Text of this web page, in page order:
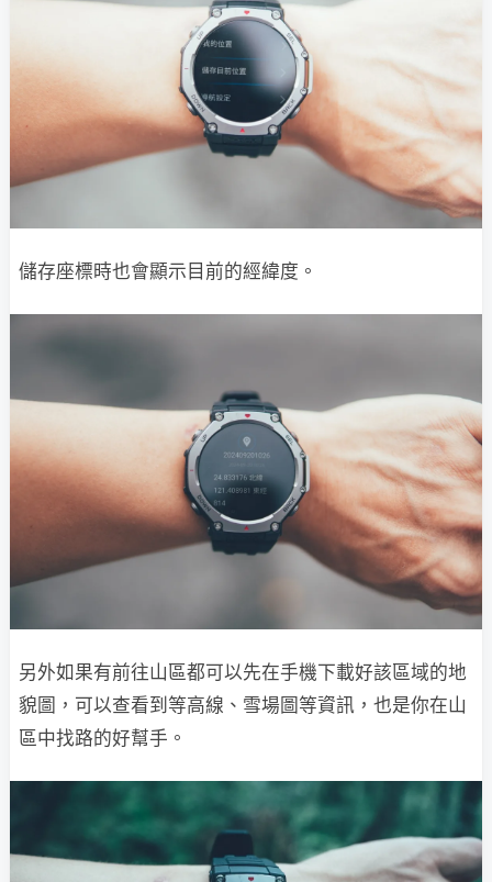
儲存座標時也會顯示目前的經緯度。
另外如果有前往山區都可以先在手機下載好該區域的地
貌圖，可以查看到等高線、雪場圖等資訊，也是你在山
區中找路的好幫手。